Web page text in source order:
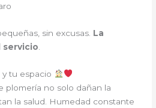
sin excusas. La
servicio
y tu espacio
plomería no solo dañan la
la salud. Humedad constante